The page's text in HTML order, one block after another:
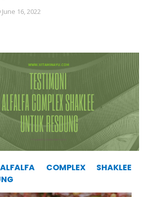
June 16, 2022
COMPLEX SHAKLEE